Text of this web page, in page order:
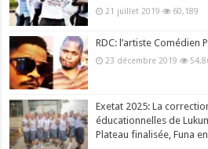
21 juillet 2019 60,189
RDC: l’artiste Comédien
23 décembre 2019
Exetat 2025: La
éducationnelles de
Plateau finalisée, Funa